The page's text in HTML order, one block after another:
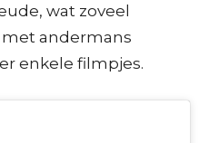
wat zoveel
andermans
enkele filmpjes.